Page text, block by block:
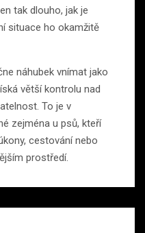
tak dlouho, jak je
situace ho okamžitě
náhubek vnímat jako
větší kontrolu nad
To je v
zejména u psů, kteří
cestování nebo
prostředí.